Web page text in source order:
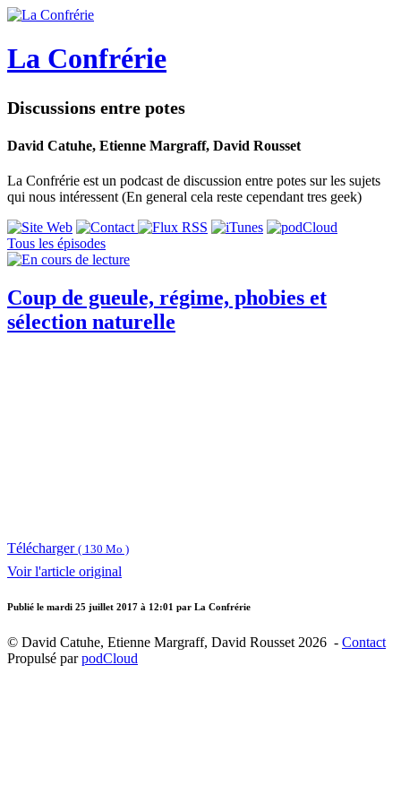
La Confrérie
Discussions entre potes
David Catuhe, Etienne Margraff, David Rousset
La Confrérie est un podcast de discussion entre potes sur les sujets
qui nous intéressent (En general cela reste cependant tres geek)
Tous les épisodes
Coup de gueule, régime, phobies et
sélection naturelle
Télécharger ( 130 Mo )
Voir l'article original
Publié le mardi 25 juillet 2017 à 12:01 par La Confrérie
© David Catuhe, Etienne Margraff, David Rousset 2026 - Contact
Propulsé parpodCloud